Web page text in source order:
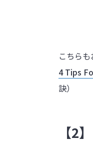
こちらも
4 Tips
訣）
【2